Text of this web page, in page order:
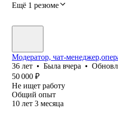
Ещё 1 резюме
Модератор, чат-
36 лет • Была вчера •
50 000 ₽
Не ищет работу
Общий опыт
10 лет 3 месяца